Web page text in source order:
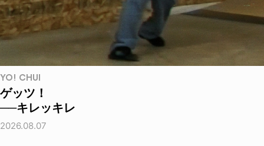
YO! CHUI
ゲッツ！
──キレッキレ
2026.08.07